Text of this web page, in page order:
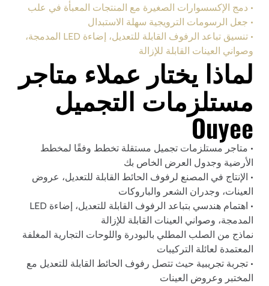
• دمج الإكسسوارات الصغيرة مع المنتجات المعبأة في علب
• جعل الرسومات الترويجية سهلة الاستبدال
• تنسيق تباعد الرفوف القابلة للتعديل، إضاءة LED المدمجة،
وصواني العينات القابلة للإزالة
لماذا يختار عملاء متاجر
مستلزمات التجميل
Ouyee
• متاجر مستلزمات تجميل مستقلة تخطط وفقًا لمخطط
الأرضية وجدول العرض الخاص بك
• الإنتاج في المصنع لرفوف الحائط القابلة للتعديل، عروض
العينات، وجدران الشعر والباروكات
• اهتمام هندسي بتباعد الرفوف القابلة للتعديل، إضاءة LED
المدمجة، وصواني العينات القابلة للإزالة
نماذج من الصلب المطلي بالبودرة واللوحات التجارية المغلفة
المعتمدة لعائلة التركيبات
• تجربة تجريبية حيث تتصل رفوف الحائط القابلة للتعديل مع
المختبر وعروض العينات